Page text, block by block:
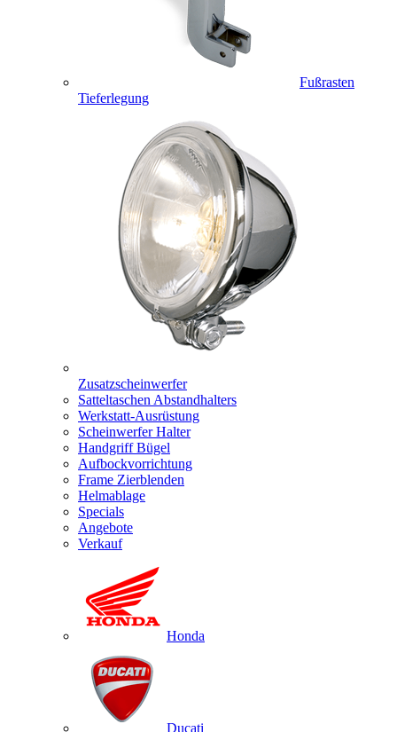
Fußrasten
Tieferlegung
Zusatzscheinwerfer
Satteltaschen Abstandhalters
Werkstatt-Ausrüstung
Scheinwerfer Halter
Handgriff Bügel
Aufbockvorrichtung
Frame Zierblenden
Helmablage
Specials
Angebote
Verkauf
Honda
Ducati